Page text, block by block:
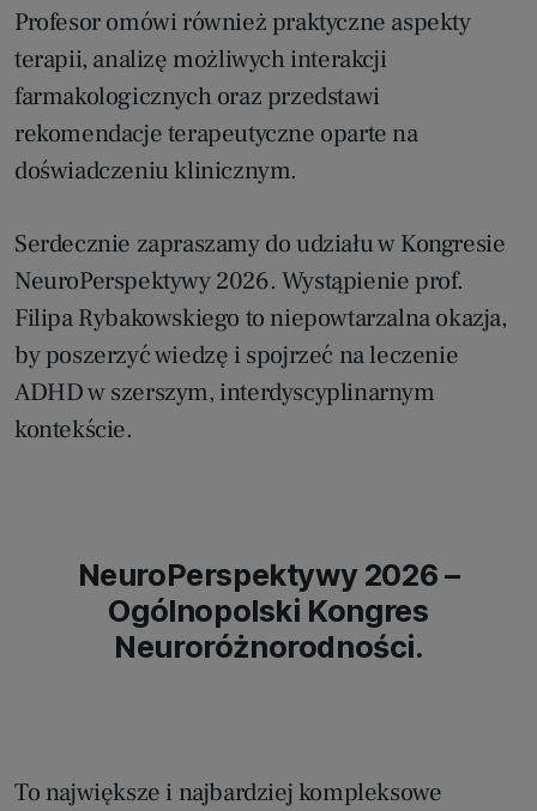
Profesor omówi również praktyczne aspekty
terapii, analizę możliwych interakcji
farmakologicznych oraz przedstawi
rekomendacje terapeutyczne oparte na
doświadczeniu klinicznym.
Serdecznie zapraszamy do udziału w Kongresie
NeuroPerspektywy 2026. Wystąpienie prof.
Filipa Rybakowskiego to niepowtarzalna okazja,
by poszerzyć wiedzę i spojrzeć na leczenie
ADHD w szerszym, interdyscyplinarnym
kontekście.
NeuroPerspektywy 2026 –
Ogólnopolski Kongres
Neuroróżnorodności.
To największe i najbardziej kompleksowe